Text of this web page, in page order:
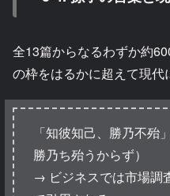
全13篇からなるわずか約
の枠をはるかに超えて現代
「知彼知己、勝乃不殆
勝乃ち殆うからず）
→ ビジネスでは市場調